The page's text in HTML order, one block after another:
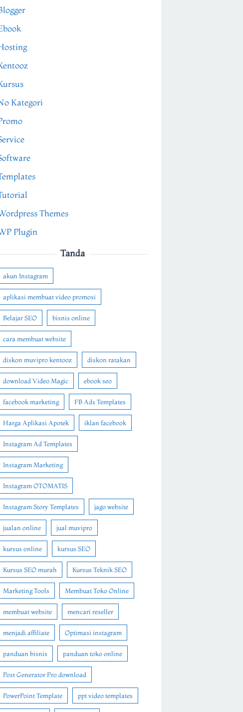
Kategori
Themes
Plugin
Tanda
akun Instagram
aplikasi membuat video promosi
Belajar SEO bisnis online
cara membuat website
diskon muvipro kentooz diskon ratakan
download Video Magic ebook seo
facebook marketing FB Ads Templates
Harga Aplikasi Apotek iklan facebook
Instagram Ad Templates
Instagram Marketing
Instagram OTOMATIS
Instagram Story Templates jago website
jualan online jual muvipro
kursus online kursus SEO
Kursus SEO murah Kursus Teknik SEO
Marketing Tools Membuat Toko Online
membuat website mencari reseller
menjadi affiliate Optimasi instagram
panduan bisnis panduan toko online
Post Generator Pro download
PowerPoint Template ppt video templates